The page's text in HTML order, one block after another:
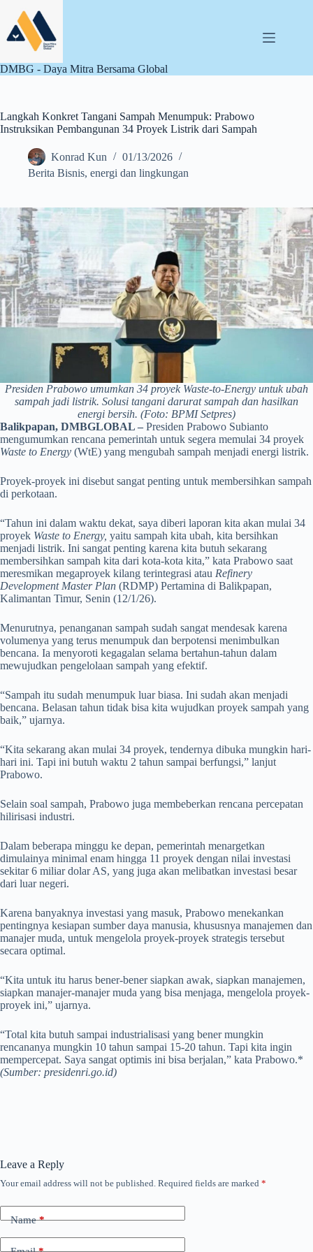
content
DMBG - Daya Mitra Bersama Global
Langkah Konkret Tangani Sampah Menumpuk: Prabowo
Instruksikan Pembangunan 34 Proyek Listrik dari Sampah
Konrad Kun
01/13/2026
Berita Bisnis, energi dan lingkungan
Presiden Prabowo umumkan 34 proyek Waste-to-Energy untuk ubah
sampah jadi listrik. Solusi tangani darurat sampah dan hasilkan
energi bersih. (Foto: BPMI Setpres)
Balikpapan, DMBGLOBAL – Presiden Prabowo Subianto
mengumumkan rencana pemerintah untuk segera memulai 34 proyek
Waste to Energy (WtE) yang mengubah sampah menjadi energi listrik.
Proyek-proyek ini disebut sangat penting untuk membersihkan sampah
di perkotaan.
“Tahun ini dalam waktu dekat, saya diberi laporan kita akan mulai 34
proyek Waste to Energy, yaitu sampah kita ubah, kita bersihkan
menjadi listrik. Ini sangat penting karena kita butuh sekarang
membersihkan sampah kita dari kota-kota kita,” kata Prabowo saat
meresmikan megaproyek kilang terintegrasi atau Refinery
Development Master Plan (RDMP) Pertamina di Balikpapan,
Kalimantan Timur, Senin (12/1/26).
Menurutnya, penanganan sampah sudah sangat mendesak karena
volumenya yang terus menumpuk dan berpotensi menimbulkan
bencana. Ia menyoroti kegagalan selama bertahun-tahun dalam
mewujudkan pengelolaan sampah yang efektif.
“Sampah itu sudah menumpuk luar biasa. Ini sudah akan menjadi
bencana. Belasan tahun tidak bisa kita wujudkan proyek sampah yang
baik,” ujarnya.
“Kita sekarang akan mulai 34 proyek, tendernya dibuka mungkin hari-
hari ini. Tapi ini butuh waktu 2 tahun sampai berfungsi,” lanjut
Prabowo.
Selain soal sampah, Prabowo juga membeberkan rencana percepatan
hilirisasi industri.
Dalam beberapa minggu ke depan, pemerintah menargetkan
dimulainya minimal enam hingga 11 proyek dengan nilai investasi
sekitar 6 miliar dolar AS, yang juga akan melibatkan investasi besar
dari luar negeri.
Karena banyaknya investasi yang masuk, Prabowo menekankan
pentingnya kesiapan sumber daya manusia, khususnya manajemen dan
manajer muda, untuk mengelola proyek-proyek strategis tersebut
secara optimal.
“Kita untuk itu harus bener-bener siapkan awak, siapkan manajemen,
siapkan manajer-manajer muda yang bisa menjaga, mengelola proyek-
proyek ini,” ujarnya.
“Total kita butuh sampai industrialisasi yang bener mungkin
rencananya mungkin 10 tahun sampai 15-20 tahun. Tapi kita ingin
mempercepat. Saya sangat optimis ini bisa berjalan,” kata Prabowo.*
(Sumber: presidenri.go.id)
Leave a Reply
Your email address will not be published. Required fields are marked *
Name*